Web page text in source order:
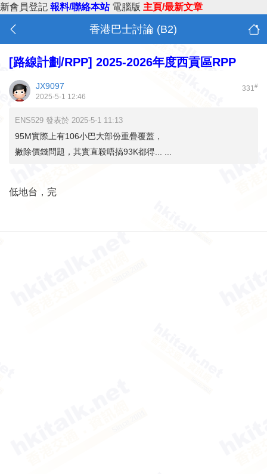
新會員登記 報料/聯絡本站 電腦版 主頁/最新文章
香港巴士討論 (B2)
[路線計劃/RPP] 2025-2026年度西貢區RPP
331#
JX9097
2025-5-1 12:46
ENS529 發表於 2025-5-1 11:13
95M實際上有106小巴大部份重疊覆蓋，
撇除價錢問題，其實直殺唔搞93K都得... ...
低地台，完